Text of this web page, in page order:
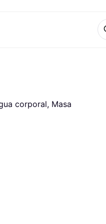
corporal, Masa